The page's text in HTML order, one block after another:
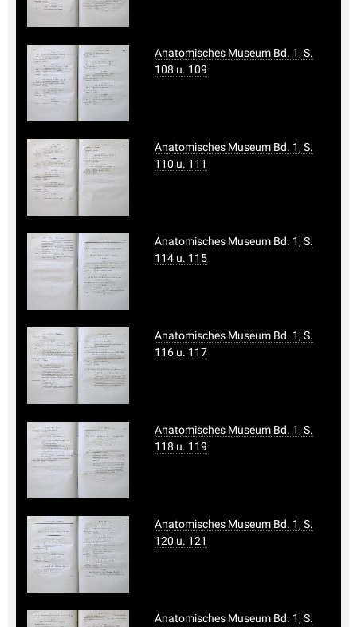
Anatomisches Museum Bd. 1, S.
108 u. 109
Anatomisches Museum Bd. 1, S.
110 u. 111
Anatomisches Museum Bd. 1, S.
114 u. 115
Anatomisches Museum Bd. 1, S.
116 u. 117
Anatomisches Museum Bd. 1, S.
118 u. 119
Anatomisches Museum Bd. 1, S.
120 u. 121
Anatomisches Museum Bd. 1, S.